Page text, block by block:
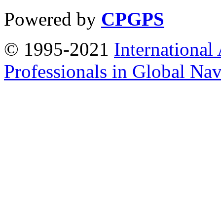
Powered by CPGPS
© 1995-2021 International
Professionals in Global